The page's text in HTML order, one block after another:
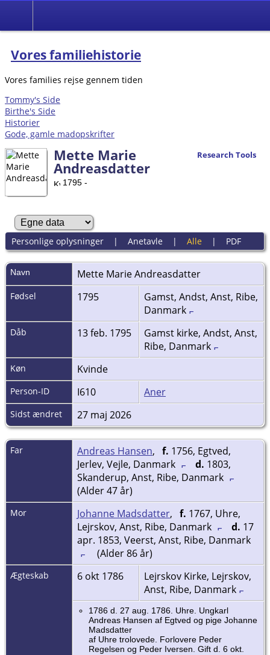
Vores familiehistorie
Vores families rejse gennem tiden
Tommy's Side
Birthe's Side
Historier
Gode, gamle madopskrifter
Research Tools
Mette Marie
Andreasdatter
1795 -
Personlige oplysninger| Anetavle | Alle | PDF
Navn Mette MarieAndreasdatter
Fødsel 1795
Gamst, Andst, Anst, Ribe,
Danmark
Dåb 13 feb. 1795
Gamst kirke, Andst, Anst,
Ribe, Danmark
Køn Kvinde
Person-ID I610 Aner
Sidst ændret 27 maj 2026
Far Andreas Hansen, f. 1756, Egtved,
Jerlev, Vejle, Danmark
d. 1803,
Skanderup, Anst, Ribe, Danmark
(Alder 47 år)
Mor Johanne Madsdatter, f. 1767, Uhre,
Lejrskov, Anst, Ribe, Danmark
d. 17
apr. 1853, Veerst, Anst, Ribe, Danmark
(Alder 86 år)
Ægteskab 6 okt 1786
Lejrskov Kirke, Lejrskov,
Anst, Ribe, Danmark
1786 d. 27 aug. 1786. Uhre. Ungkarl
Andreas Hansen af Egtved og pige Johanne
Madsdatter
af Uhre trolovede. Forlovere Peder
Regelsen og Peder Iversen. Gift d. 6 okt.